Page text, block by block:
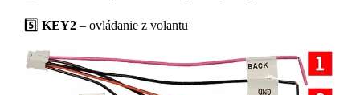
5️⃣ KEY2 – ovládanie z volantu